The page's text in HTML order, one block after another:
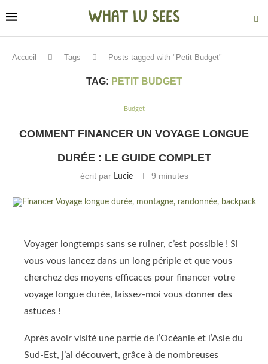
Accueil Tags Posts tagged with "Petit Budget"
TAG: PETIT BUDGET
Budget
COMMENT FINANCER UN VOYAGE LONGUE
DURÉE : LE GUIDE COMPLET
écrit par Lucie 9 minutes
Voyager longtemps sans se ruiner, c’est possible ! Si
vous vous lancez dans un long périple et que vous
cherchez des moyens efficaces pour financer votre
voyage longue durée, laissez-moi vous donner des
astuces !
Après avoir visité une partie de l’Océanie et l’Asie du
Sud-Est, j’ai découvert, grâce à de nombreuses